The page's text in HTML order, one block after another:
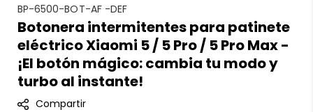
S
K
U
:
BP-6500-BOT-AF -DEF
Botonera intermitentes para patinete
eléctrico Xiaomi 5 / 5 Pro / 5 Pro Max -
¡El botón mágico: cambia tu modo y
turbo al instante!
Compartir